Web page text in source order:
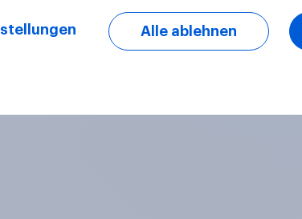
Alle ablehnen